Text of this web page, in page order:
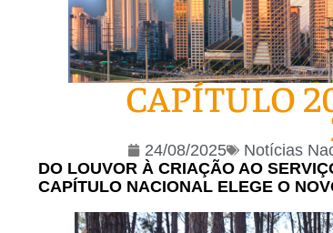
CAPÍTULO
24/08/2025 Notícias
DO LOUVOR À CRIAÇÃO AO
CAPÍTULO NACIONAL ELEGE O